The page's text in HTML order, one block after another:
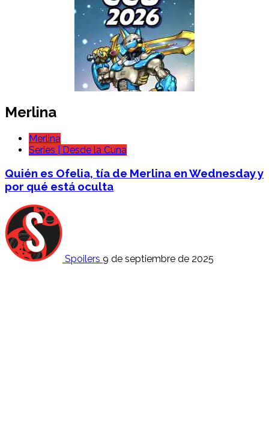
Merlina
Merlina
Series | Desde la Cuna
Quién es Ofelia, tía de Merlina en Wednesday y
por qué está oculta
Spoilers 9 de septiembre de 2025